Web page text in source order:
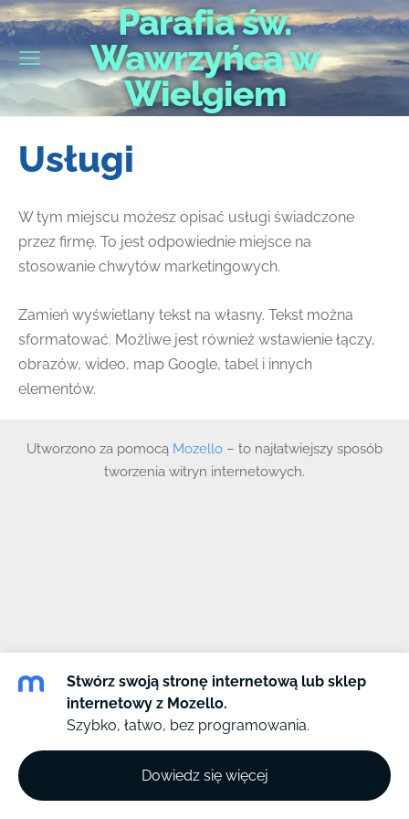
Parafia św.
Wawrzyńca w
Wielgiem
Usługi
W tym miejscu możesz opisać usługi świadczone
przez firmę. To jest odpowiednie miejsce na
stosowanie chwytów marketingowych.
Zamień wyświetlany tekst na własny. Tekst można
sformatować. Możliwe jest również wstawienie łączy,
obrazów, wideo, map Google, tabel i innych
elementów.
Utworzono za pomocą Mozello – to najłatwiejszy sposób
tworzenia witryn internetowych.
Stwórz swoją stronę internetową lub sklep
internetowy z Mozello.
Szybko, łatwo, bez programowania.
Dowiedz się więcej